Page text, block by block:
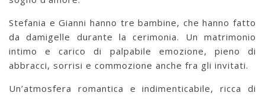
Stefania e Gianni hanno tre bambine, che hanno fatto
da damigelle durante la cerimonia. Un matrimonio
intimo e carico di palpabile emozione, pieno di
abbracci, sorrisi e commozione anche fra gli invitati.
Un’atmosfera romantica e indimenticabile, ricca di